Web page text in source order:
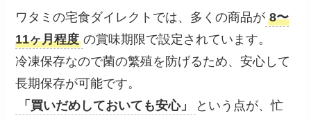
ワタミの宅食ダイレクトでは、多くの商品が 8〜
11ヶ月程度 の賞味期限で設定されています。
冷凍保存なので菌の繁殖を防げるため、安心して
長期保存が可能です。
「買いだめしておいても安心」
という点が、忙